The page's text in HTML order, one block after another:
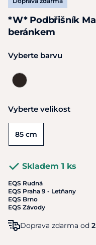
*W* Podbřišník
beránkem
Vyberte barvu
Vyberte velikost
85 cm
Skladem 1 ks
EQS Rudná
EQS Praha 9 - Letňany
EQS Brno
EQS Závody
Doprava zdarma od